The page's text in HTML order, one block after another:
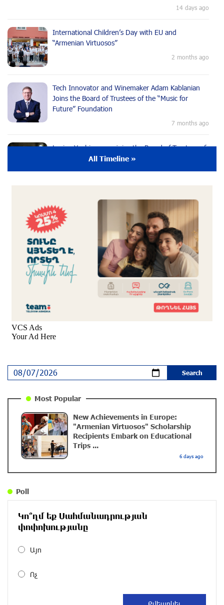
14 days ago
International Children’s Day with EU and
“Armenian Virtuosos”
2 months ago
Tech Innovator and Winemaker Adam Kablanian
Joins the Board of Trustees of the “Music for
Future” Foundation
7 months ago
Lusine Yeghiazaryan joins the Board of Trustees of
the Music for the Future Foundation
9 months ago
Young Musician from the “Born in Artsakh”
Program, Arsen Safaryan, Performed at the
Anniversary Concert of the “Artis Futura”
Foundation with the Moscow “Russian
Philharmonia” Symphony Orchestra
9 months ago
Young Musicians of the “Born in Artsakh” Program
Bring the Voice of Artsakh to Moscow
9 months ago
The Sound of Artsakh in the USA
Educational Trip and First U.S. Concert of the Music
for Future Foundation’s Young Musicians
10 months ago
Empowering the Next Generation of Armenian
Talents: “Music for Future” Foundation’s First
Concert in the U.S.
Artsakh” Program
All Timeline »
Most Popular
New Achievements in Europe:
"Armenian Virtuosos" Scholarship
Recipients Embark on Educational
Trips ...
6 days ago
Poll
Կո՞ղմ եք Սահմանադրության
փոփոխությանը
Այո
Ոչ